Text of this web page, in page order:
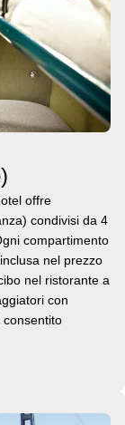
offre
condivisi da 4
compartimento
nel prezzo
nel ristorante a
con
consentito